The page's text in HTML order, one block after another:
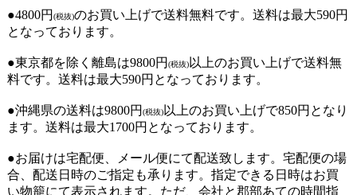
●4800円 (税抜)のお買い上げで送料無料です。送料は最大590円
となっております。
●東京都を除く離島は9800円 (税抜)以上のお買い上げで送料無
料です。送料は最大590円となっております。
●沖縄県の送料は9800円 (税抜)以上のお買い上げで850円となり
ます。送料は最大1700円となっております。
●お届けは宅配便、メール便にて配送致します。宅配便の場
合、配送日時のご指定も承ります。指定できる日時はお買
い物籠にて表示されます。ただ、会社と郡部あての時間指